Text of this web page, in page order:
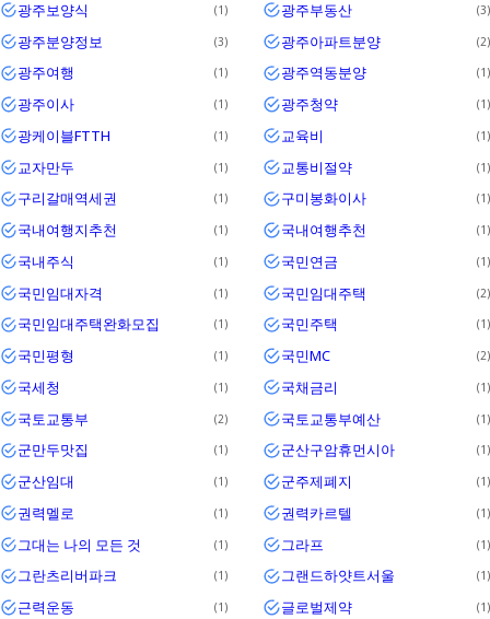
광주보양식 1 광주부동산 3
광주분양정보 3 광주아파트분양 2
광주여행 1 광주역동분양 1
광주이사 1 광주청약 1
광케이블FTTH 1 교육비 1
교자만두 1 교통비절약 1
구리갈매역세권 1 구미봉화이사 1
국내여행지추천 1 국내여행추천 1
국내주식 1 국민연금 1
국민임대자격 1 국민임대주택 2
국민임대주택완화모집 1 국민주택 1
국민평형 1 국민MC 2
국세청 1 국채금리 1
국토교통부 2 국토교통부예산 1
군만두맛집 1 군산구암휴먼시아 1
군산임대 1 군주제폐지 1
권력멜로 1 권력카르텔 1
그대는 나의 모든 것 1 그라프 1
그란츠리버파크 1 그랜드하얏트서울 1
근력운동 1 글로벌제약 1